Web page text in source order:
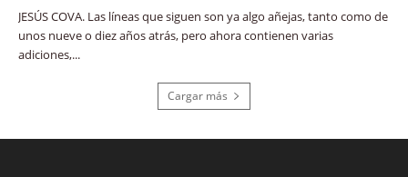
JESÚS COVA. Las líneas que siguen son ya algo añejas, tanto como de
unos nueve o diez años atrás, pero ahora contienen varias
adiciones,...
Cargar más